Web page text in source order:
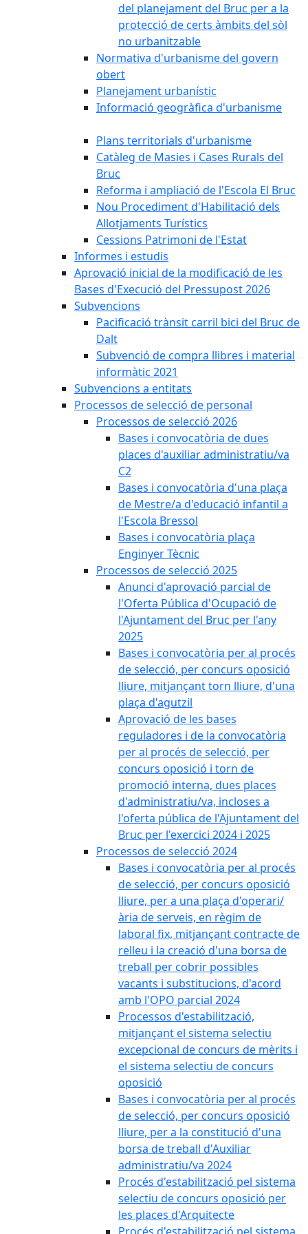
del planejament del Bruc per a la
protecció de certs àmbits del sòl
no urbanitzable
Normativa d'urbanisme del govern
obert
Planejament urbanístic
Informació geogràfica d'urbanisme
Plans territorials d'urbanisme
Catàleg de Masies i Cases Rurals del
Bruc
Reforma i ampliació de l'Escola El Bruc
Nou Procediment d'Habilitació dels
Allotjaments Turístics
Cessions Patrimoni de l'Estat
Informes i estudis
Aprovació inicial de la modificació de les
Bases d'Execució del Pressupost 2026
Subvencions
Pacificació trànsit carril bici del Bruc de
Dalt
Subvenció de compra llibres i material
informàtic 2021
Subvencions a entitats
Processos de selecció de personal
Processos de selecció 2026
Bases i convocatòria de dues
places d'auxiliar administratiu/va
C2
Bases i convocatòria d'una plaça
de Mestre/a d'educació infantil a
l'Escola Bressol
Bases i convocatòria plaça
Enginyer Tècnic
Processos de selecció 2025
Anunci d'aprovació parcial de
l'Oferta Pública d'Ocupació de
l'Ajuntament del Bruc per l'any
2025
Bases i convocatòria per al procés
de selecció, per concurs oposició
lliure, mitjançant torn lliure, d'una
plaça d'agutzil
Aprovació de les bases
reguladores i de la convocatòria
per al procés de selecció, per
concurs oposició i torn de
promoció interna, dues places
d'administratiu/va, incloses a
l'oferta pública de l'Ajuntament del
Bruc per l'exercici 2024 i 2025
Processos de selecció 2024
Bases i convocatòria per al procés
de selecció, per concurs oposició
lliure, per a una plaça d'operari/
ària de serveis, en règim de
laboral fix, mitjançant contracte de
relleu i la creació d'una borsa de
treball per cobrir possibles
vacants i substitucions, d'acord
amb l'OPO parcial 2024
Processos d'estabilització,
mitjançant el sistema selectiu
excepcional de concurs de mèrits i
el sistema selectiu de concurs
oposició
Bases i convocatòria per al procés
de selecció, per concurs oposició
lliure, per a la constitució d'una
borsa de treball d'Auxiliar
administratiu/va 2024
Procés d'estabilització pel sistema
selectiu de concurs oposició per
les places d'Arquitecte